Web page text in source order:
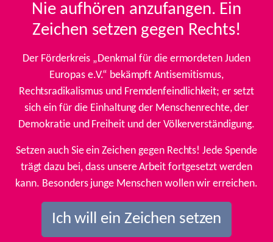
Nie aufhören anzufangen. Ein
Zeichen setzen gegen Rechts!
Der Förderkreis „Denkmal für die ermordeten Juden
Europas e.V.“ bekämpft Antisemitismus,
Rechtsradikalismus und Fremdenfeindlichkeit; er setzt
sich ein für die Einhaltung der Menschenrechte, der
Demokratie und Freiheit und der Völkerverständigung.
Setzen auch Sie ein Zeichen gegen Rechts! Jede Spende
trägt dazu bei, dass unsere Arbeit fortgesetzt werden
kann. Besonders junge Menschen wollen wir erreichen.
Ich will ein Zeichen setzen